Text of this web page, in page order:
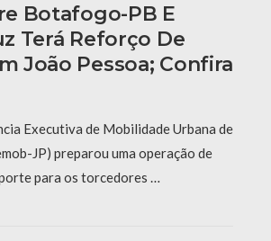
Botafogo-PB E
Terá Reforço De
João Pessoa; Confira
Executiva de Mobilidade Urbana de
JP) preparou uma operação de
para os torcedores …